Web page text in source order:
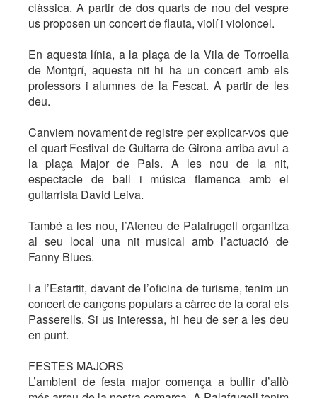
clàssica. A partir de dos quarts de nou del vespre
us proposen un concert de flauta, violí i violoncel.
En aquesta línia, a la plaça de la Vila de Torroella
de Montgrí, aquesta nit hi ha un concert amb els
professors i alumnes de la Fescat. A partir de les
deu.
Canviem novament de registre per explicar-vos que
el quart Festival de Guitarra de Girona arriba avui a
la plaça Major de Pals. A les nou de la nit,
espectacle de ball i música flamenca amb el
guitarrista David Leiva.
També a les nou, l’Ateneu de Palafrugell organitza
al seu local una nit musical amb l’actuació de
Fanny Blues.
I a l’Estartit, davant de l’oficina de turisme, tenim un
concert de cançons populars a càrrec de la coral els
Passerells. Si us interessa, hi heu de ser a les deu
en punt.
FESTES MAJORS
L’ambient de festa major comença a bullir d’allò